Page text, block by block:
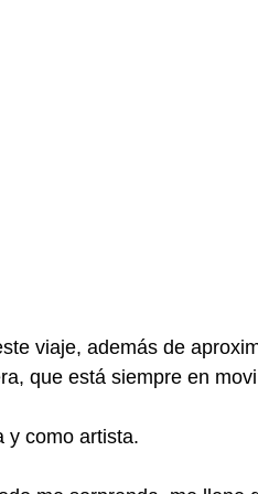
viaje, además de
que está siempre en
y como artista.